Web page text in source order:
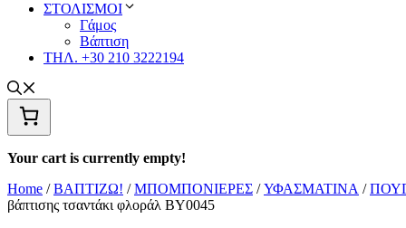
ΣΤΟΛΙΣΜΟΙ
Γάμος
Βάπτιση
ΤΗΛ. +30 210 3222194
Your cart is currently empty!
Home /ΒΑΠΤΙΖΩ! /ΜΠΟΜΠΟΝΙΕΡΕΣ /ΥΦΑΣΜΑΤΙΝA /
βάπτισης τσαντάκι φλοράλ ΒΥ0045